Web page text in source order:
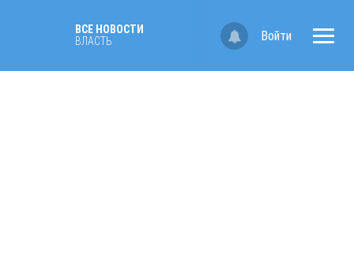
ВСЕ НОВОСТИ
ВЛАСТЬ
Войти